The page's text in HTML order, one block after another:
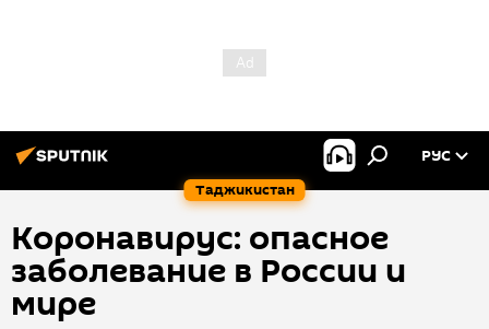
Таджикистан
РУС
Коронавирус: опасное
заболевание в России и
мире